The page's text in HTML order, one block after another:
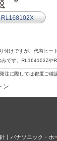
けですが、代替ヒー
です。RL164103Zや
に際しては都度ご確
ン
パナソニック・ホ